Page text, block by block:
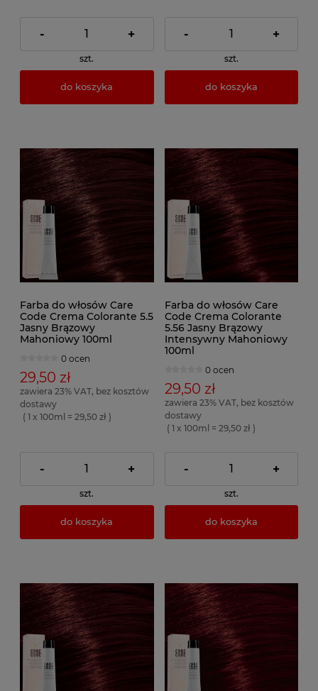
- +
szt.
do koszyka
- +
szt.
do koszyka
Farba do włosów Care
Code Crema Colorante 5.5
Jasny Brązowy
Mahoniowy 100ml
0 ocen
29,50 zł
zawiera 23% VAT, bez kosztów
dostawy
( 1 x 100ml = 29,50 zł )
- +
szt.
do koszyka
Farba do włosów Care
Code Crema Colorante
5.56 Jasny Brązowy
Intensywny Mahoniowy
100ml
0 ocen
29,50 zł
zawiera 23% VAT, bez kosztów
dostawy
( 1 x 100ml = 29,50 zł )
- +
szt.
do koszyka